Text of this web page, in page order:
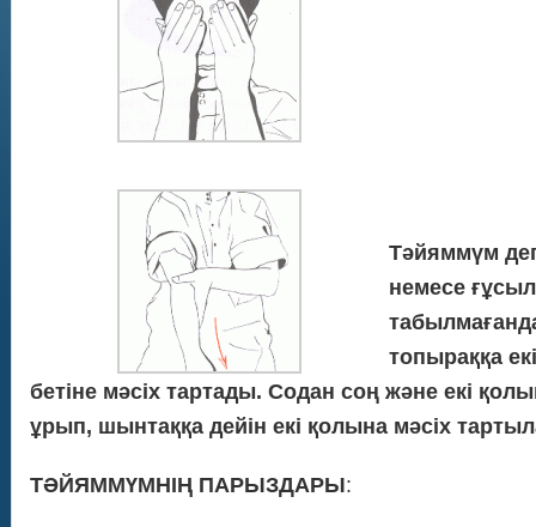
Тәйяммүм
немесе
топыраққа
бетіне мәсіх тартады. Содан соң және екі
ұрып, шынтаққа дейін екі қолына мәсіх
ТӘЙЯММҮМНІҢ ПАРЫЗДАРЫ: